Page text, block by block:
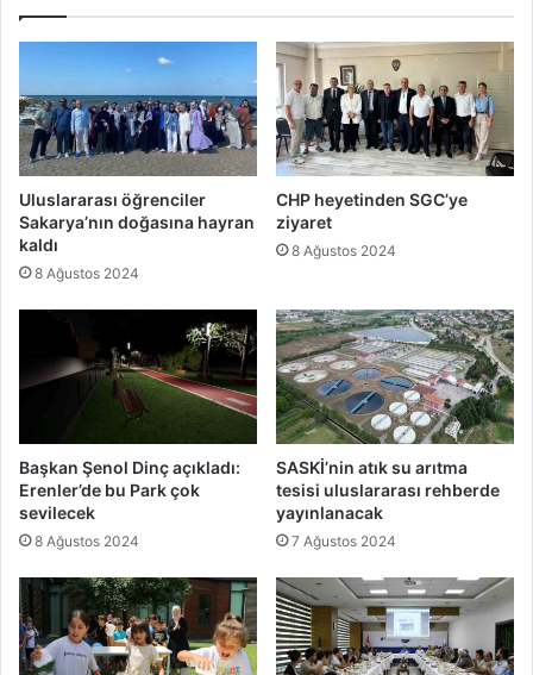
Uluslararası öğrenciler
Sakarya’nın doğasına hayran
kaldı
8 Ağustos 2024
CHP heyetinden SGC’ye
ziyaret
8 Ağustos 2024
Başkan Şenol Dinç açıkladı:
Erenler’de bu Park çok
sevilecek
8 Ağustos 2024
SASKİ’nin atık su arıtma
tesisi uluslararası rehberde
yayınlanacak
7 Ağustos 2024